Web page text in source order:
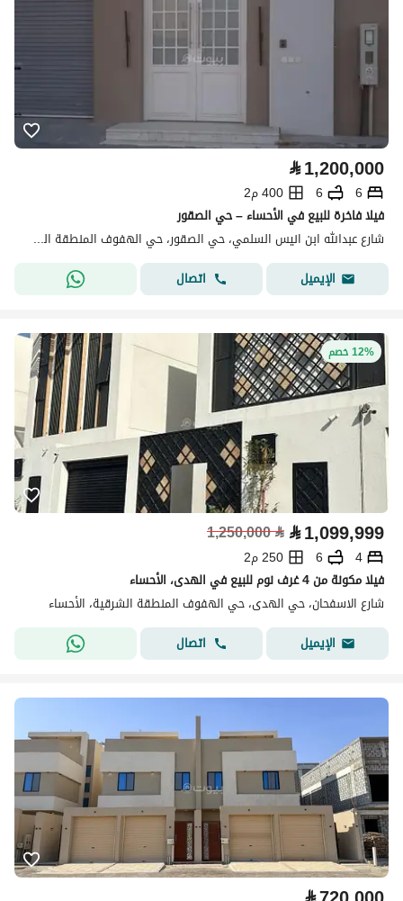
⃁1,200,000
6
6
400 م2
فيلا فاخرة للبيع في الأحساء – حي الصقور
شارع عبدالله ابن انيس السلمي، حي الصقور، حي الهفوف المنطقة الشرقية، الأحساء
الإيميل
اتصال
12% خصم
⃁1,099,999
⃁
1,250,000
4
6
250 م2
فيلا مكونة من 4 غرف نوم للبيع في الهدى، الأحساء
شارع الاسفحان، حي الهدى، حي الهفوف المنطقة الشرقية، الأحساء
الإيميل
اتصال